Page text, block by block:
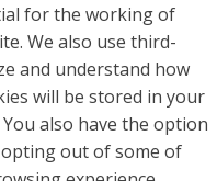
for the working of
We also use third-
and understand how
will be stored in your
also have the option
out of some of